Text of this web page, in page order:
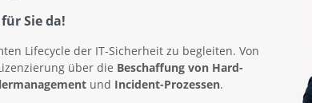
Sie da!
Lifecycle der IT-Sicherheit zu begleiten. Von
über die Beschaffung von Hard-
und Incident-Prozessen.